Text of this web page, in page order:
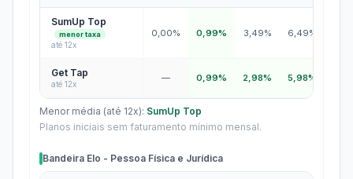
SumUp Top
menor taxa
até 12x
0,00% 0,99% 3,49% 6,49%
Get Tap
até 12x
— 0,99% 2,98% 5,98%
Menor média (até 12x): SumUp Top
Planos iniciais sem faturamento mínimo mensal.
Bandeira Elo - Pessoa Física e Jurídica